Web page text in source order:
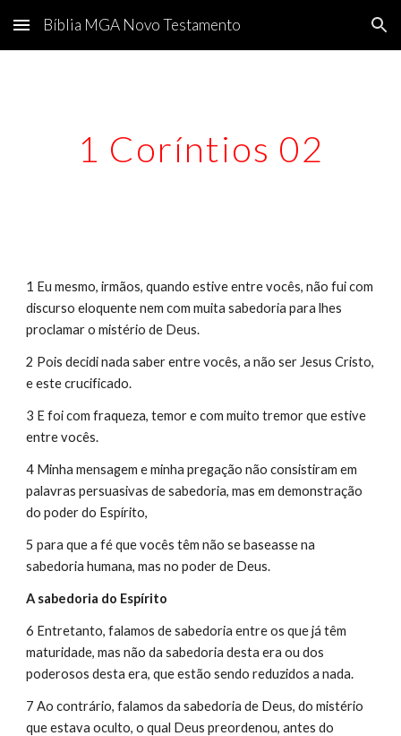
Skip to main content Skip to navigation
Bíblia MGA Novo Testamento
1 Coríntios 02
1 Eu mesmo, irmãos, quando estive entre vocês, não fui com
discurso eloquente nem com muita sabedoria para lhes
proclamar o mistério de Deus.
2 Pois decidi nada saber entre vocês, a não ser Jesus Cristo,
e este crucificado.
3 E foi com fraqueza, temor e com muito tremor que estive
entre vocês.
4 Minha mensagem e minha pregação não consistiram em
palavras persuasivas de sabedoria, mas em demonstração
do poder do Espírito,
5 para que a fé que vocês têm não se baseasse na
sabedoria humana, mas no poder de Deus.
A sabedoria do Espírito
6 Entretanto, falamos de sabedoria entre os que já têm
maturidade, mas não da sabedoria desta era ou dos
poderosos desta era, que estão sendo reduzidos a nada.
7 Ao contrário, falamos da sabedoria de Deus, do mistério
que estava oculto, o qual Deus preordenou, antes do